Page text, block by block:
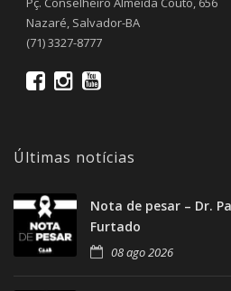
Nazaré, Salvador-BA
(71) 3327-8777
Últimas notícias
Nota de pesar – Dr.
Furtado
08 ago 2026